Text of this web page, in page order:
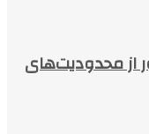
از محدودیت‌های